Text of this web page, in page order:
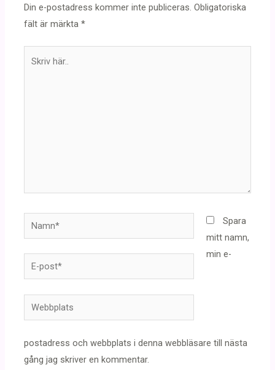
Din e-postadress kommer inte publiceras. Obligatoriska
fält är märkta*
Namn*
E-
post*
Webbplats
Spara
mitt namn,
min e-
postadress och webbplats i denna webbläsare till nästa
gång jag skriver en kommentar.